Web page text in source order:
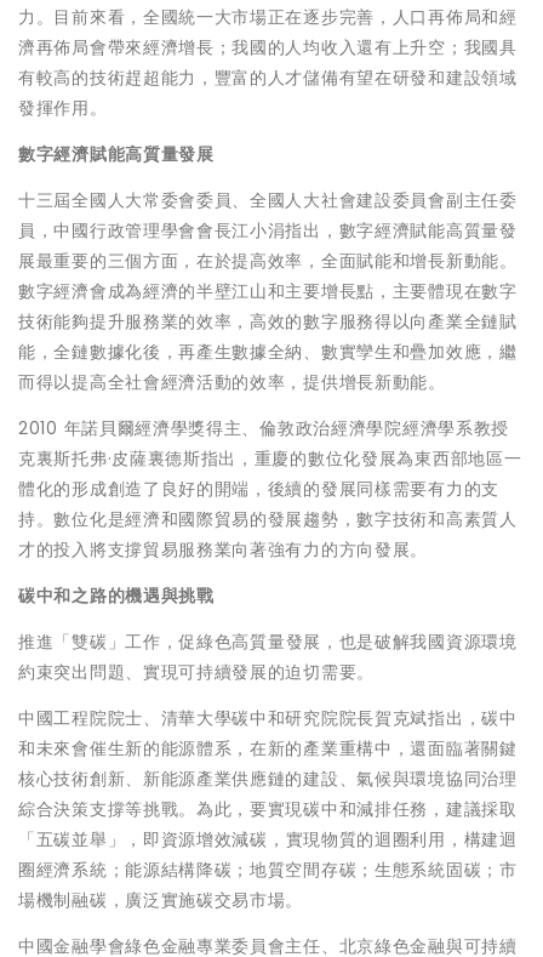
力。目前來看，全國統一大市場正在逐步完善，人口再佈局和經
濟再佈局會帶來經濟增長；我國的人均收入還有上升空；我國具
有較高的技術趕超能力，豐富的人才儲備有望在研發和建設領域
發揮作用。
數字經濟賦能高質量發展
十三屆全國人大常委會委員、全國人大社會建設委員會副主任委
員，中國行政管理學會會長江小涓指出，數字經濟賦能高質量發
展最重要的三個方面，在於提高效率，全面賦能和增長新動能。
數字經濟會成為經濟的半壁江山和主要增長點，主要體現在數字
技術能夠提升服務業的效率，高效的數字服務得以向產業全鏈賦
能，全鏈數據化後，再產生數據全納、數實孿生和疊加效應，繼
而得以提高全社會經濟活動的效率，提供增長新動能。
2010 年諾貝爾經濟學獎得主、倫敦政治經濟學院經濟學系教授
克裏斯托弗·皮薩裏德斯指出，重慶的數位化發展為東西部地區一
體化的形成創造了良好的開端，後續的發展同樣需要有力的支
持。數位化是經濟和國際貿易的發展趨勢，數字技術和高素質人
才的投入將支撐貿易服務業向著強有力的方向發展。
碳中和之路的機遇與挑戰
推進 「雙碳 」工作，促綠色高質量發展，也是破解我國資源環境
約束突出問題、實現可持續發展的迫切需要。
中國工程院院士、清華大學碳中和研究院院長賀克斌指出，碳中
和未來會催生新的能源體系，在新的產業重構中，還面臨著關鍵
核心技術創新、新能源產業供應鏈的建設、氣候與環境協同治理
綜合決策支撐等挑戰。為此，要實現碳中和減排任務，建議採取
「五碳並舉 」
，即資源增效減碳，實現物質的迴圈利用，構建迴
圈經濟系統；能源結構降碳；地質空間存碳；生態系統固碳；市
場機制融碳，廣泛實施碳交易市場。
中國金融學會綠色金融專業委員會主任、北京綠色金融與可持續